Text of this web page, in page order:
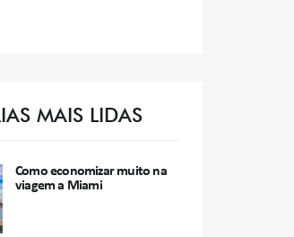
MAIS LIDAS
Como economizar muito na
viagem a Miami